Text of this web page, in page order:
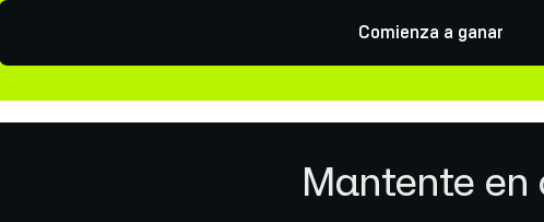
Comienza a ganar
Mantente en